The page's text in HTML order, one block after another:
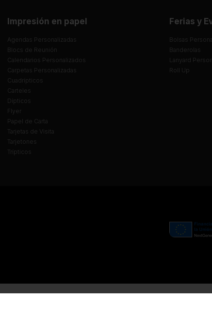
Impresión en papel
Agendas Personalizadas
Blocs de Reunión
Calendarios Personalizados
Carpetas Personalizadas
Cuadrípticos
Carteles
Dípticos
Flyer
Papel de Carta
Tarjetas de Visita
Tarjetones
Trípticos
Ferias y
Bolsas
Banderolas
Lanyard
Roll Up